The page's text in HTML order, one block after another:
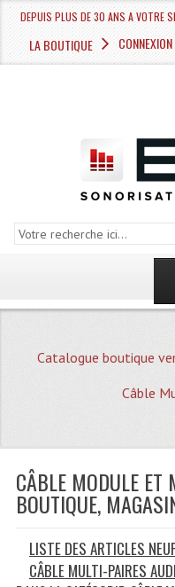
DEPUIS PLUS DE 30 ANS A VOTRE
LA BOUTIQUE CONNEXION
Plan
Le
Catalogue boutique
Câble
CÂBLE MODULE ET
BOUTIQUE,
LISTE DES ARTICLES
CÂBLE MULTI-PAIRES